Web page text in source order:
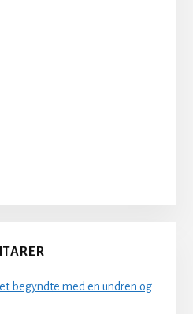
begyndte med en undren og